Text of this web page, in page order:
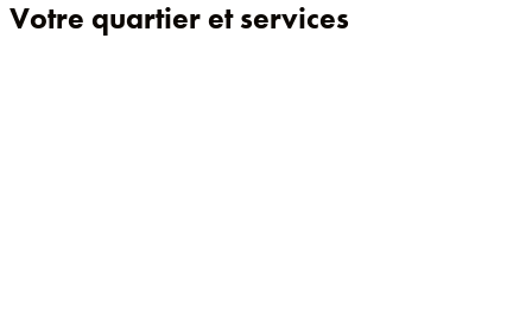
Votre quartier et services